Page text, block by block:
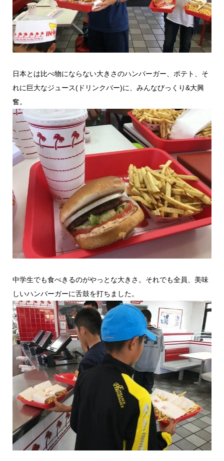
日本とは比べ物にならない大きさのハンバーガー、ポテト、そ
れに巨大なジュース(ドリンクバー)に、みんなびっくり&大興
奮。
中学生でも食べきるのがやっとな大きさ。それでも全員、美味
しいハンバーガーに舌鼓を打ちました。